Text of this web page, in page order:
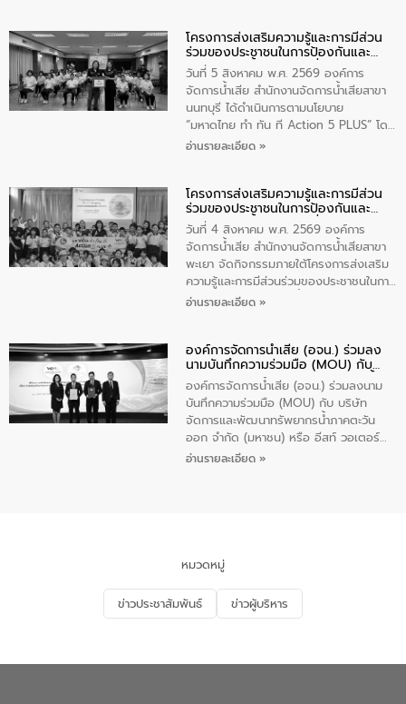
วัดสิงห์ จังหวัดชัยนาท โดยมีนายแสงชัย
สุขชื่น นายกเทศมนตรีตำบลวัดสิงห์ คณะผู้
บริหารเทศบาลตำบลวัดสิงห์ ผู้นำชุมชน และ
ประชาชนในพื้นที่เทศบาลตำบลวัดสิงก์ที่มี
ส่วนได้ส่วนเสียในโครงก่อสร้างศูนย์บริหาร
จัดการคุณภาพน้ำเทศบาลตำบลวัดสิงห์
จังหวัดชัยนาท ให้การต้อนรับ
โครงการส่งเสริมความรู้และการมีส่วน
ร่วมของประชาชนในการป้องกันและ
แก้ไขปัญหาน้ำเสียอย่างยั่งยืน
วันที่ 5 สิงหาคม พ.ศ. 2569 องค์การ
จัดการน้ำเสีย สำนักงานจัดการน้ำเสียสาขา
นนทบุรี ได้ดำเนินการตามนโยบาย
“มหาดไทย ทำ ทัน ที Action 5 PLUS” โดย
จัดโครงการส่งเสริมความรู้และการมีส่วน
“ชุมชนร่วมใจ น้ำใสยั่งยืน” ได้บรรยายให้
ความรู้เกี่ยวกับการจัดการน้ำเสียและการใช้
ถังดักไขมันให้แก่นักเรียนโรงเรียนวัดบ่อ
(นันทวิทยา) เทศบาลนครปากเกร็ด อำเภอ
ปากเกร็ด จังหวัดนนทบุรี จำนวน 30 คน
อ่านรายละเอียด »
โครงการส่งเสริมความรู้และการมีส่วน
ร่วมของประชาชนในการป้องกันและ
แก้ไขปัญหาน้ำเสียอย่างยั่งยืน
วันที่ 4 สิงหาคม พ.ศ. 2569 องค์การ
จัดการน้ำเสีย สำนักงานจัดการน้ำเสียสาขา
พะเยา จัดกิจกรรมภายใต้โครงการส่งเสริม
ความรู้และการมีส่วนร่วมของประชาชนในการ
ป้องกันและแก้ไขปัญหาน้ำเสียอย่างยั่งยืน
ชุมชนและการบำบัดน้ำเสียเบื้องต้น ให้กับ
นักเรียนชั้นประถมศึกษาปีที่ 5 โรงเรียน
เทศบาล 1 (พะเยาประชานุกูล) จำนวน 30
คน
อ่านรายละเอียด »
องค์การจัดการน้ำเสีย (อจน.) ร่วมลง
นามบันทึกความร่วมมือ (MOU) กับ
บริษัท จัดการและพัฒนาทรัพยากรน้ำ
ภาคตะวันออก จำกัด (มหาชน) หรือ อีส
ท์ วอเตอร์
องค์การจัดการน้ำเสีย (อจน.) ร่วมลงนาม
บันทึกความร่วมมือ (MOU) กับ บริษัท
จัดการและพัฒนาทรัพยากรน้ำภาคตะวัน
ออก จำกัด (มหาชน) หรือ อีสท์ วอเตอร์
เมื่อวันอังคารที่ 4 สิงหาคม 2569 ณ ห้อง
ด้านน้ำของประเทศ และเตรียมความพร้อม
รองรับการเติบโตของเมือง รวมถึงการ
ลงทุนในอุตสาหกรรมแห่งอนาคต ตลอดจน
มุ่งตอบโจทย์ความท้าทายจากวิกฤตการ
ในครั้งนี้เป็นการดึงจุดแข็งและความ
อ่านรายละเอียด »
หมวดหมู่
ข่าวประชาสัมพันธ์ ข่าวผู้บริหาร